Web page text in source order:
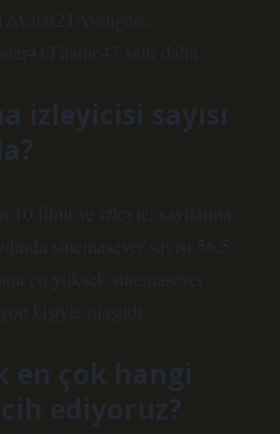
satır daha
izleyicisi sayısı
10 filmi ve izleyici sayılarına
sinemasever sayısı 56,5
en yüksek sinemasever
kişiyle ulaşıldı.
en çok hangi
ediyoruz?